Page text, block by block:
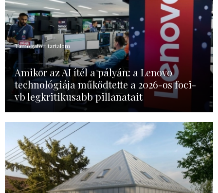
Támogatott tartalom
Amikor az AI ítél a pályán: a Lenovo
technológiája működtette a 2026-os foci-
vb legkritikusabb pillanatait